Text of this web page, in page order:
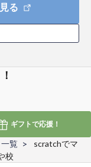
る
ギフトで応援！
覧
scratchでマ
校